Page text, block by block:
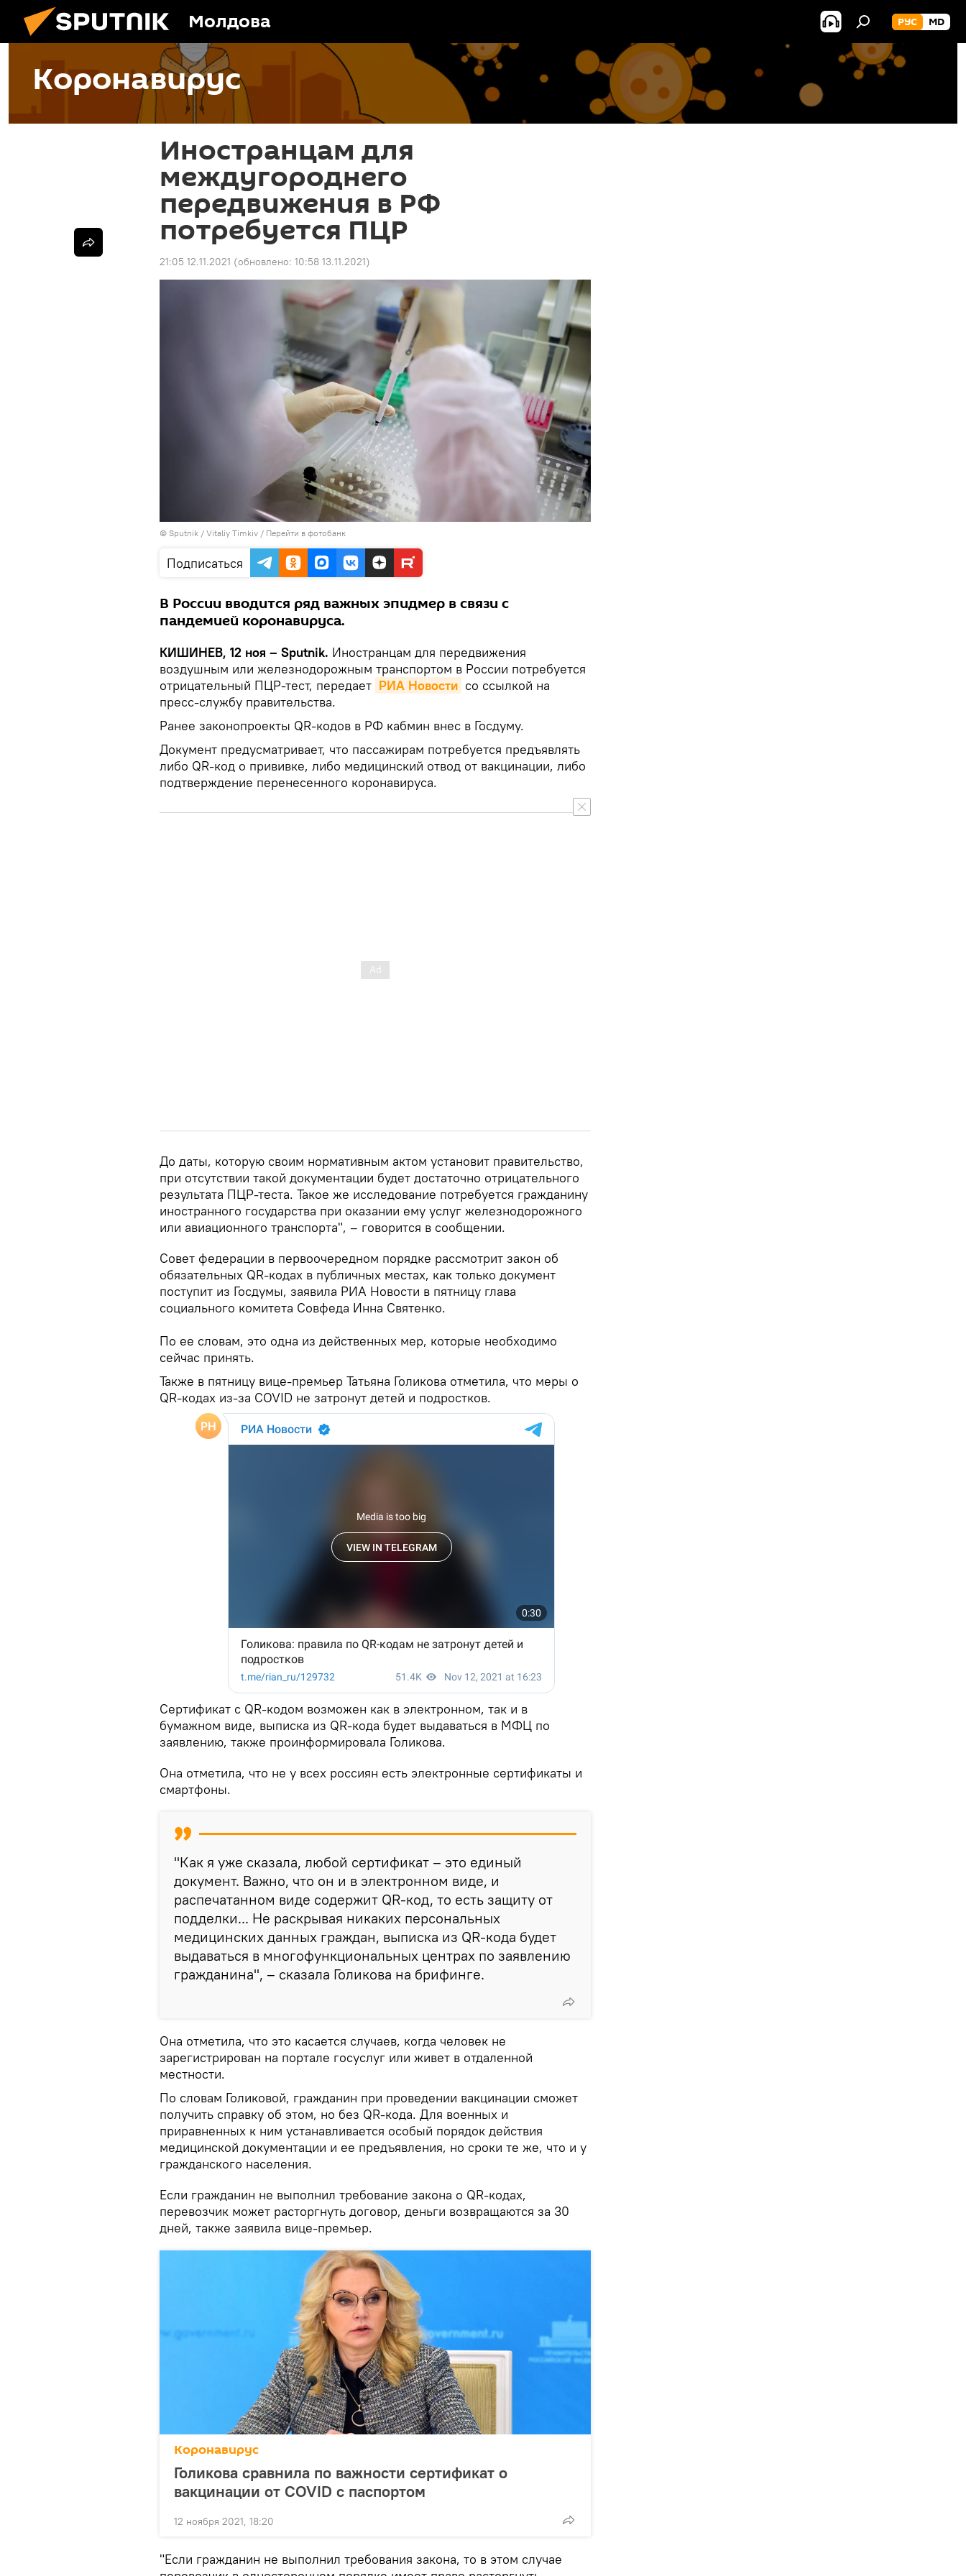
Молдова РУС MD
Коронавирус
Иностранцам для
междугороднего
передвижения в РФ
потребуется ПЦР
21:05 12.11.2021 (обновлено: 10:58 13.11.2021)
© Sputnik / Vitaliy Timkiv / Перейти в фотобанк
Подписаться
В России вводится ряд важных эпидмер в связи с
пандемией коронавируса.
КИШИНЕВ, 12 ноя – Sputnik. Иностранцам для передвижения
воздушным или железнодорожным транспортом в России потребуется
отрицательный ПЦР-тест, передает РИА Новости со ссылкой на
пресс-службу правительства.
Ранее законопроекты QR-кодов в РФ кабмин внес в Госдуму.
Документ предусматривает, что пассажирам потребуется предъявлять
либо QR-код о прививке, либо медицинский отвод от вакцинации, либо
подтверждение перенесенного коронавируса.
До даты, которую своим нормативным актом установит правительство,
при отсутствии такой документации будет достаточно отрицательного
результата ПЦР-теста. Такое же исследование потребуется гражданину
иностранного государства при оказании ему услуг железнодорожного
или авиационного транспорта", – говорится в сообщении.
Совет федерации в первоочередном порядке рассмотрит закон об
обязательных QR-кодах в публичных местах, как только документ
поступит из Госдумы, заявила РИА Новости в пятницу глава
социального комитета Совфеда Инна Святенко.
По ее словам, это одна из действенных мер, которые необходимо
сейчас принять.
Также в пятницу вице-премьер Татьяна Голикова отметила, что меры о
QR-кодах из-за COVID не затронут детей и подростков.
Сертификат с QR-кодом возможен как в электронном, так и в
бумажном виде, выписка из QR-кода будет выдаваться в МФЦ по
заявлению, также проинформировала Голикова.
Она отметила, что не у всех россиян есть электронные сертификаты и
смартфоны.
"Как я уже сказала, любой сертификат – это единый
документ. Важно, что он и в электронном виде, и
распечатанном виде содержит QR-код, то есть защиту от
подделки... Не раскрывая никаких персональных
медицинских данных граждан, выписка из QR-кода будет
выдаваться в многофункциональных центрах по заявлению
гражданина", – сказала Голикова на брифинге.
Она отметила, что это касается случаев, когда человек не
зарегистрирован на портале госуслуг или живет в отдаленной
местности.
По словам Голиковой, гражданин при проведении вакцинации сможет
получить справку об этом, но без QR-кода. Для военных и
приравненных к ним устанавливается особый порядок действия
медицинской документации и ее предъявления, но сроки те же, что и у
гражданского населения.
Если гражданин не выполнил требование закона о QR-кодах,
перевозчик может расторгнуть договор, деньги возвращаются за 30
дней, также заявила вице-премьер.
Коронавирус
Голикова сравнила по важности сертификат о
вакцинации от COVID с паспортом
12 ноября 2021, 18:20
"Если гражданин не выполнил требования закона, то в этом случае